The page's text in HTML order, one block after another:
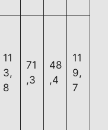
11
3,
8
71
,3
48
,4
11
9,
7